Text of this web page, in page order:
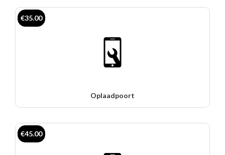
Oplaadpoort
€35.00
€45.00